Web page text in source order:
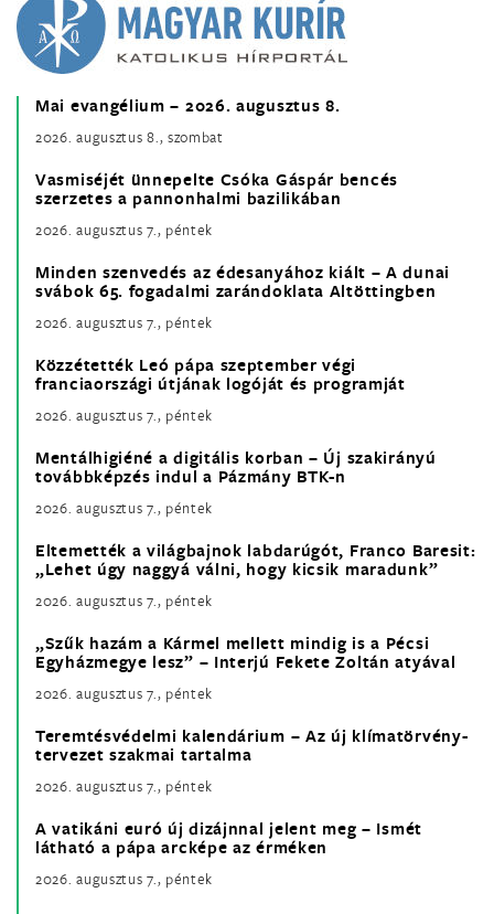
Mai evangélium – 2026. augusztus 8.
2026. augusztus 8., szombat
Vasmiséjét ünnepelte Csóka Gáspár bencés
szerzetes a pannonhalmi bazilikában
2026. augusztus 7., péntek
Minden szenvedés az édesanyához kiált – A dunai
svábok 65. fogadalmi zarándoklata Altöttingben
2026. augusztus 7., péntek
Közzétették Leó pápa szeptember végi
franciaországi útjának logóját és programját
2026. augusztus 7., péntek
Mentálhigiéné a digitális korban – Új szakirányú
továbbképzés indul a Pázmány BTK-n
2026. augusztus 7., péntek
Eltemették a világbajnok labdarúgót, Franco Baresit:
„Lehet úgy naggyá válni, hogy kicsik maradunk”
2026. augusztus 7., péntek
„Szűk hazám a Kármel mellett mindig is a Pécsi
Egyházmegye lesz” – Interjú Fekete Zoltán atyával
2026. augusztus 7., péntek
Teremtésvédelmi kalendárium – Az új klímatörvény-
tervezet szakmai tartalma
2026. augusztus 7., péntek
A vatikáni euró új dizájnnal jelent meg – Ismét
látható a pápa arcképe az érméken
2026. augusztus 7., péntek